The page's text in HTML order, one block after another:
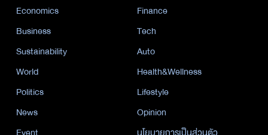
Economics
Finance
Business
Tech
Sustainability
Auto
World
Health&Wellness
Politics
Lifestyle
News
Opinion